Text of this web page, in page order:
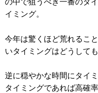
の中で狙うべき一番のタ
イミング。
今年は驚くほど荒れるこ
いタイミングはどうして
逆に穏やかな時間にタイ
タイミングであれば高確